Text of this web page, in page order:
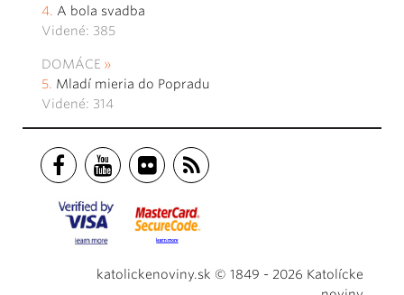
A bola svadba
Videné: 385
DOMÁCE
Mladí mieria do Popradu
Videné: 314
katolickenoviny.sk © 1849 - 2026 Katolícke